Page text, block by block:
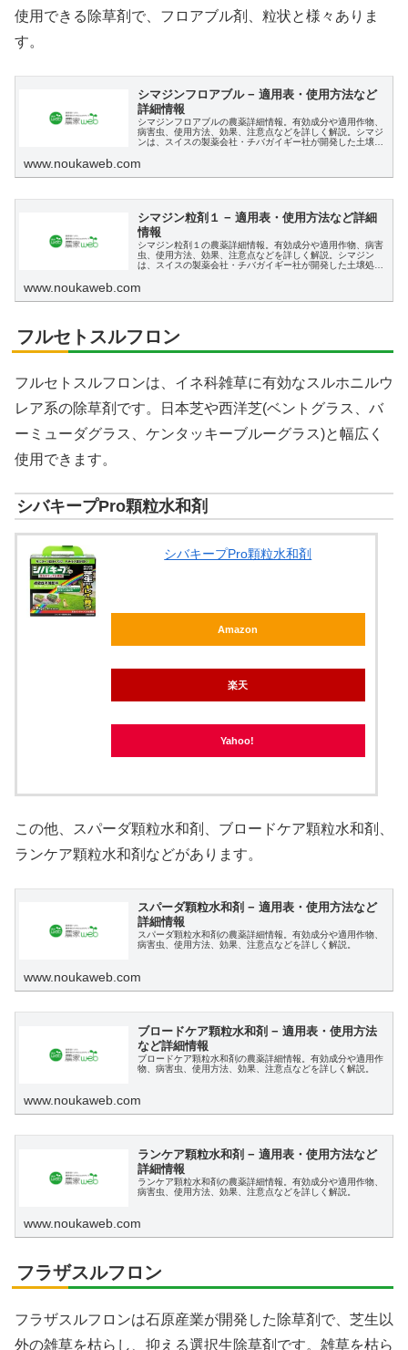
使用できる除草剤で、フロアブル剤、粒状と様々ありま
す。
シマジンフロアブル − 適用表・使用方法など
詳細情報
シマジンフロアブルの農薬詳細情報。有効成分や適用作物、
病害虫、使用方法、効果、注意点などを詳しく解説。シマジ
ンは、スイスの製薬会社・チバガイギー社が開発した土壌処
www.noukaweb.com
シマジン粒剤１ − 適用表・使用方法など詳細
情報
シマジン粒剤１の農薬詳細情報。有効成分や適用作物、病害
虫、使用方法、効果、注意点などを詳しく解説。シマジン
は、スイスの製薬会社・チバガイギー社が開発した土壌処理
www.noukaweb.com
フルセトスルフロン
フルセトスルフロンは、イネ科雑草に有効なスルホニルウ
レア系の除草剤です。日本芝や西洋芝(ベントグラス、バ
ーミューダグラス、ケンタッキーブルーグラス)と幅広く
使用できます。
シバキープPro顆粒水和剤
シバキープPro顆粒水和剤
Amazon
楽天
Yahoo!
この他、スパーダ顆粒水和剤、ブロードケア顆粒水和剤、
ランケア顆粒水和剤などがあります。
スパーダ顆粒水和剤 − 適用表・使用方法など
詳細情報
スパーダ顆粒水和剤の農薬詳細情報。有効成分や適用作物、
病害虫、使用方法、効果、注意点などを詳しく解説。
www.noukaweb.com
ブロードケア顆粒水和剤 − 適用表・使用方法
など詳細情報
ブロードケア顆粒水和剤の農薬詳細情報。有効成分や適用作
物、病害虫、使用方法、効果、注意点などを詳しく解説。
www.noukaweb.com
ランケア顆粒水和剤 − 適用表・使用方法など
詳細情報
ランケア顆粒水和剤の農薬詳細情報。有効成分や適用作物、
病害虫、使用方法、効果、注意点などを詳しく解説。
www.noukaweb.com
フラザスルフロン
フラザスルフロンは石原産業が開発した除草剤で、芝生以
外の雑草を枯らし、抑える選択生除草剤です。雑草を枯ら